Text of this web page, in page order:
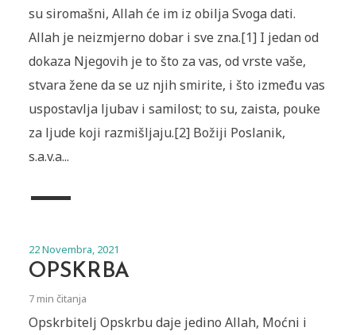
su siromašni, Allah će im iz obilja Svoga dati.
Allah je neizmjerno dobar i sve zna.[1] I jedan od
dokaza Njegovih je to što za vas, od vrste vaše,
stvara žene da se uz njih smirite, i što između vas
uspostavlja ljubav i samilost; to su, zaista, pouke
za ljude koji razmišljaju.[2] Božiji Poslanik,
s.a.v.a...
22 Novembra, 2021
OPSKRBA
7 min čitanja
Opskrbitelj ‏Opskrbu daje jedino Allah, Moćni i